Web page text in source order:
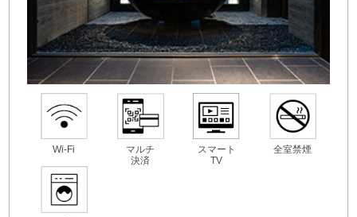
Wi-Fi
マルチ
決済
スマート
TV
全室禁煙